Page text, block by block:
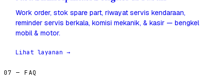
Work order, stok spare part, riwayat servis kendaraan,
reminder servis berkala, komisi mekanik, & kasir — bengkel
mobil & motor.
Lihat layanan →
07 — FAQ